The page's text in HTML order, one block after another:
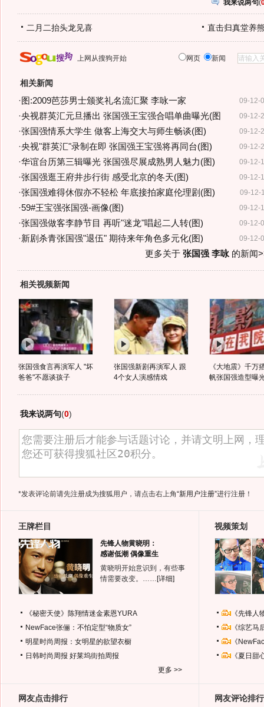
我来说两句(
二月二抬头龙见喜 直击归真堂养
上网从搜狗开始 网页 新闻
相关新闻
09-12-
· 图:2009芭莎男士颁奖礼名流汇聚 李咏一家
09-12-
·央视群英汇元旦播出 张国强王宝强合唱单曲曝光(图
09-12-
·张国强情系大学生 做客上海交大与师生畅谈(图)
09-12-
·央视"群英汇"录制在即 张国强王宝强将再同台(图)
09-12-
·华谊台历第三辑曝光 张国强尽展成熟男人魅力(图)
09-12-
·张国强逛王府井步行街 感受北京的冬天(图)
09-12-
·张国强难得休假亦不轻松 年底接拍家庭伦理剧(图)
09-12-
·59#王宝强张国强-画像(图)
09-12-
·张国强做客李静节目 再听"迷龙"唱起二人转(图)
09-12-
·新剧杀青张国强"退伍" 期待来年角色多元化(图)
更多关于 张国强 李咏 的新闻
相关视频新闻
张国强食言再演军人 "坏
爸爸"不愿谈孩子
张国强新剧再演军人 跟
4个女人演感情戏
《大地震》千万
帆张国强造型曝
我来说两句(0)
*发表评论前请先注册成为搜狐用户，请点击右上角“新用户注册”进行注册！
王牌栏目
先锋人物黄晓明：
感谢低潮 偶像重生
黄晓明开始意识到，有些事
情需要改变。…… [详细]
《秘密天使》陈翔情迷金素恩YURA
NewFace张俪：不怕定型“物质女”
明星时尚周报：女明星的欲望衣橱
日韩时尚周报 好莱坞街拍周报
更多 >>
视频策划
《先锋
《综艺
《
《夏日
网友点击排行 网友评论排行